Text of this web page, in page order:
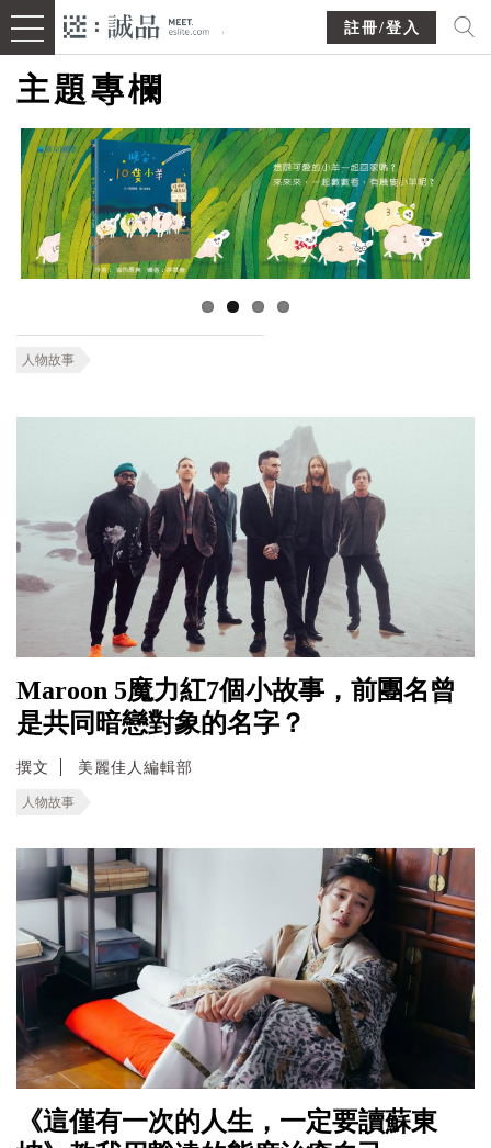
註冊/登入
主題專欄
人物故事
Maroon 5魔力紅7個小故事，前團名曾
是共同暗戀對象的名字？
撰文 美麗佳人編輯部
人物故事
《這僅有一次的人生，一定要讀蘇東